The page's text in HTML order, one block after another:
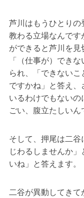
芦川はもうひとりの
教わる立場なんです
ができると芦川を見
「（仕事が）でき
られ、「できないこ
ですかね」と答え、
いるわけでもないの
ごい、腹立たしいん
そして、押尾は二
じわるしませんか
いね」と答えます。
二谷が異動してき